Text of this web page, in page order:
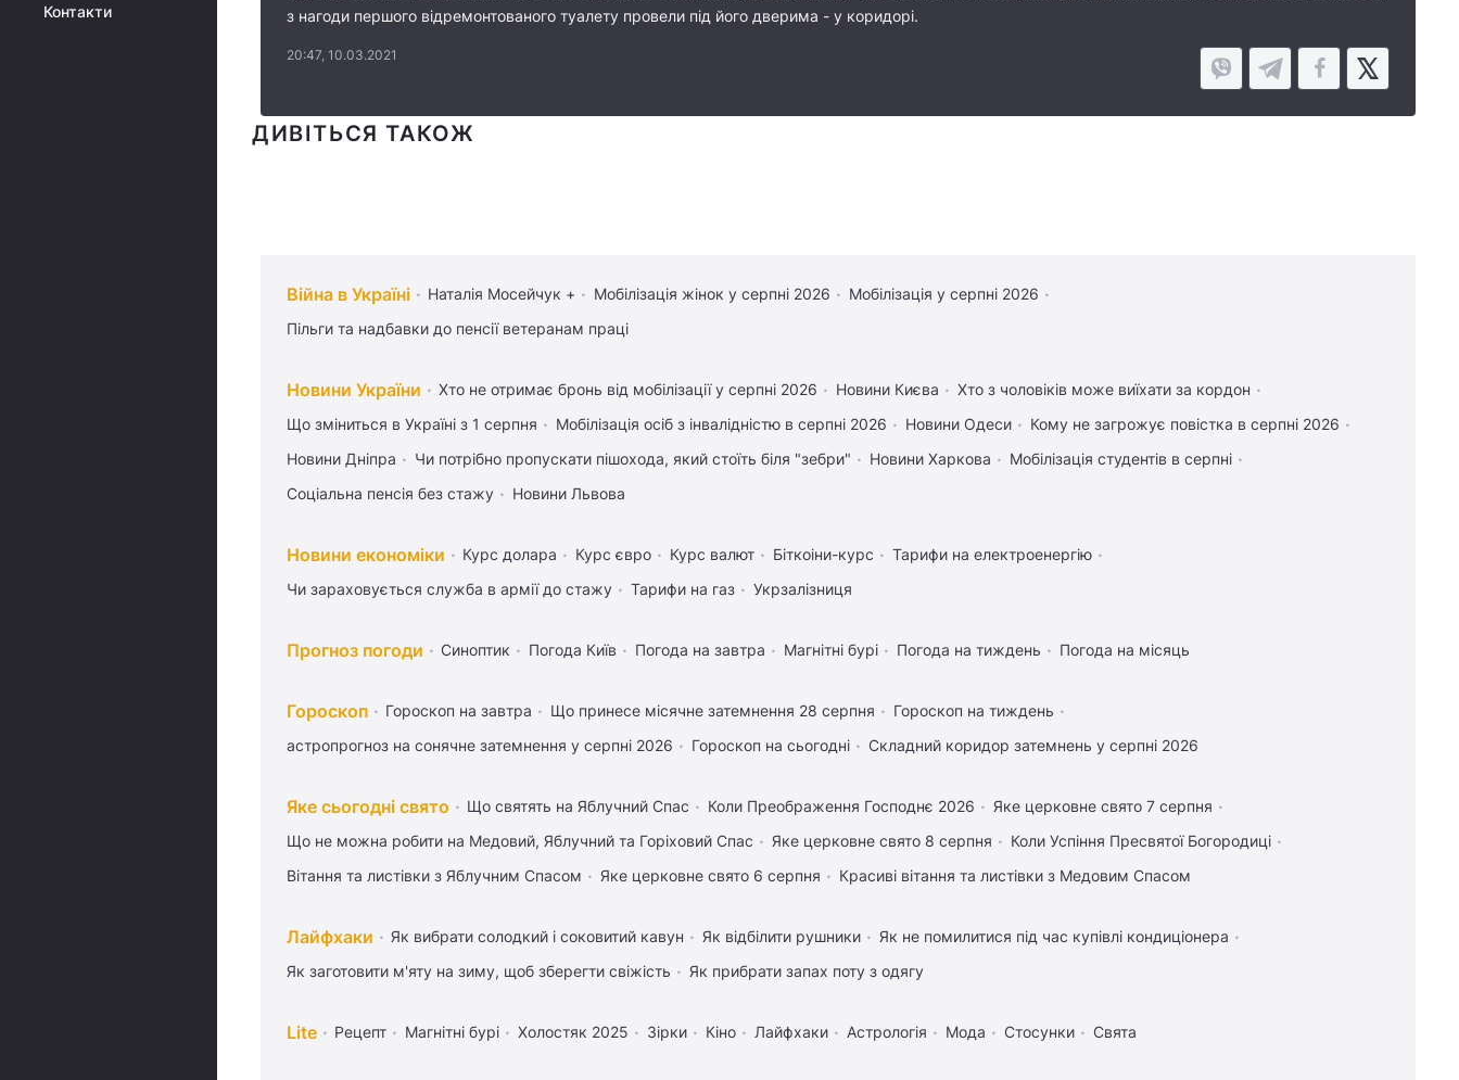
Контакти
з нагоди першого відремонтованого туалету провели під його дверима - у коридорі.
20:47, 10.03.2021
ДИВІТЬСЯ ТАКОЖ
Війна в Україні Наталія Мосейчук + Мобілізація жінок у серпні 2026
Мобілізація у серпні 2026
Пільги та надбавки до пенсії ветеранам праці
Новини України Хто не отримає бронь від мобілізації у серпні 2026 Новини Києва
Хто з чоловіків може виїхати за кордон
Що зміниться в Україні з 1 серпня
Мобілізація осіб з інвалідністю в серпні 2026 Новини Одеси
Кому не загрожує повістка в серпні 2026
Новини Дніпра
Чи потрібно пропускати пішохода, який стоїть біля "зебри" Новини Харкова
Мобілізація студентів в серпні
Соціальна пенсія без стажу
Новини Львова
Новини економіки Курс долара Курс євро Курс валют Біткоіни-курс
Тарифи на електроенергію
Чи зараховується служба в армії до стажу
Тарифи на газ Укрзалізниця
Прогноз погоди Синоптик Погода Київ Погода на завтра Магнітні бурі Погода на тиждень Погода на місяць
Гороскоп Гороскоп на завтра Що принесе місячне затемнення 28 серпня
Гороскоп на тиждень
астропрогноз на сонячне затемнення у серпні 2026
Гороскоп на сьогодні Складний коридор затемнень у серпні 2026
Яке сьогодні свято Що святять на Яблучний Спас Коли Преображення Господнє 2026
Яке церковне свято 7 серпня
Що не можна робити на Медовий, Яблучний та Горіховий Спас
Яке церковне свято 8 серпня
Коли Успіння Пресвятої Богородиці
Вітання та листівки з Яблучним Спасом
Яке церковне свято 6 серпня Красиві вітання та листівки з Медовим Спасом
Лайфхаки Як вибрати солодкий і соковитий кавун Як відбілити рушники
Як не помилитися під час купівлі кондиціонера
Як заготовити м'яту на зиму, щоб зберегти свіжість
Як прибрати запах поту з одягу
Lite Рецепт Магнітні бурі Холостяк 2025 Зірки Кіно Лайфхаки Астрологія Мода Стосунки Свята